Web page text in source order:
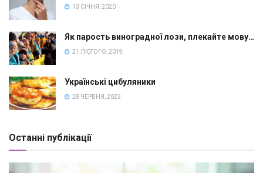
13 СІЧНЯ, 2020
Як парость виноградної лози, плекайте мову…
21 ЛЮТОГО, 2019
Українські цибуляники
28 ЧЕРВНЯ, 2023
Останні публікації